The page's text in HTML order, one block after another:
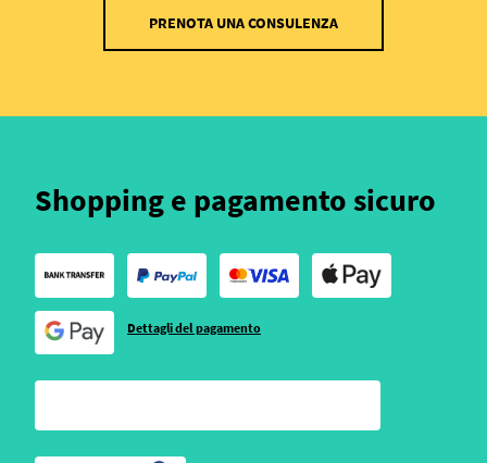
PRENOTA UNA CONSULENZA
Shopping e pagamento sicuro
Dettagli del pagamento